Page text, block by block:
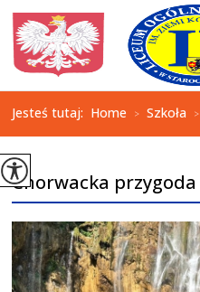
Jesteś tutaj: Home > Szkoła >
Chorwacka przygoda